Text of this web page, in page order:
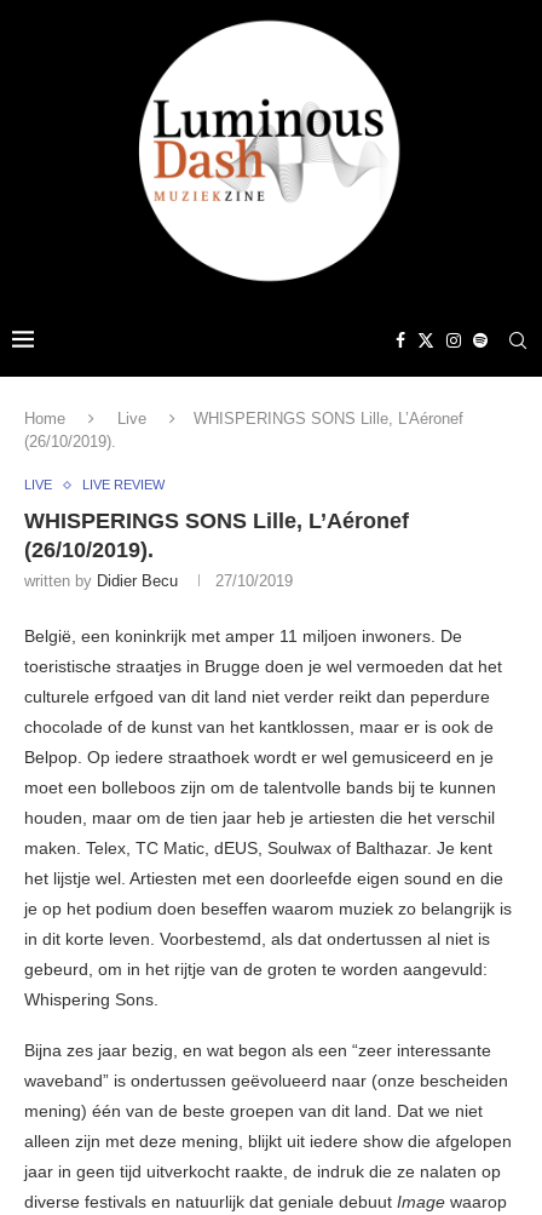
Home Live
WHISPERINGS SONS Lille, L’Aéronef
(26/10/2019).
LIVE LIVE REVIEW
WHISPERINGS SONS Lille, L’Aéronef
(26/10/2019).
written by Didier Becu 27/10/2019
België, een koninkrijk met amper 11 miljoen inwoners. De
toeristische straatjes in Brugge doen je wel vermoeden dat het
culturele erfgoed van dit land niet verder reikt dan peperdure
chocolade of de kunst van het kantklossen, maar er is ook de
Belpop. Op iedere straathoek wordt er wel gemusiceerd en je
moet een bolleboos zijn om de talentvolle bands bij te kunnen
houden, maar om de tien jaar heb je artiesten die het verschil
maken. Telex, TC Matic, dEUS, Soulwax of Balthazar. Je kent
het lijstje wel. Artiesten met een doorleefde eigen sound en die
je op het podium doen beseffen waarom muziek zo belangrijk is
in dit korte leven. Voorbestemd, als dat ondertussen al niet is
gebeurd, om in het rijtje van de groten te worden aangevuld:
Whispering Sons.
Bijna zes jaar bezig, en wat begon als een “zeer interessante
waveband” is ondertussen geëvolueerd naar (onze bescheiden
mening) één van de beste groepen van dit land. Dat we niet
alleen zijn met deze mening, blijkt uit iedere show die afgelopen
jaar in geen tijd uitverkocht raakte, de indruk die ze nalaten op
diverse festivals en natuurlijk dat geniale debuut Image waarop